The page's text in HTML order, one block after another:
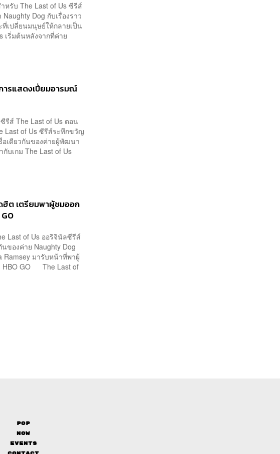
รับ The Last of Us ซีรีส์
Dog กับเรื่องราว
เปลี่ยนมนุษย์ให้กลายเป็น
เริ่มต้นหลังจากที่ค่าย
ารแสดงเปี่ยมอารมณ์
รีส์ The Last of Us ตอน
Last of Us ซีรีส์ระทึกขวัญ
อเดียวกันของค่ายผู้พัฒนา
บเกม The Last of Us
ฮิต เตรียมพาผู้ชมออก
Last of Us ออริจินัลซีรีส์
ของค่าย Naughty Dog
Ramsey มารับหน้าที่พาผู้
HBO GO The Last of
Pop
Now
Events